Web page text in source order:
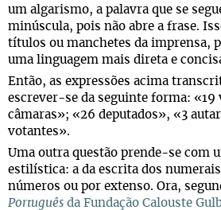
um algarismo, a palavra que se
minúscula, pois não abre a frase.
títulos ou manchetes da imprensa,
uma linguagem mais direta e
Então, as expressões acima
escrever-se da seguinte forma: «19
câmaras»; «26 deputados», «3
votantes».
Uma outra questão prende-se com
estilística: a da escrita dos
números ou por extenso. Ora,
Português da Fundação Calouste